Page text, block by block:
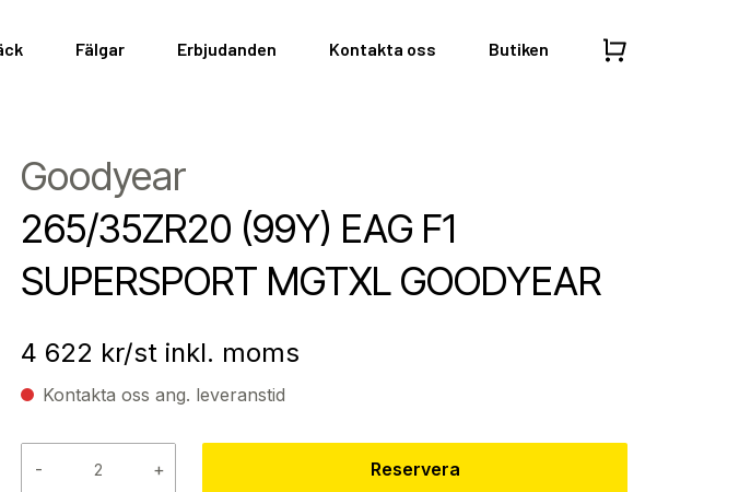
Fälgar Erbjudanden Kontakta oss Butiken
Goodyear
265/35ZR20 (99Y) EAG F1
SUPERSPORT MGTXL GOODYEAR
4 622 kr/st inkl. moms
Kontakta oss ang. leveranstid
- + Reservera